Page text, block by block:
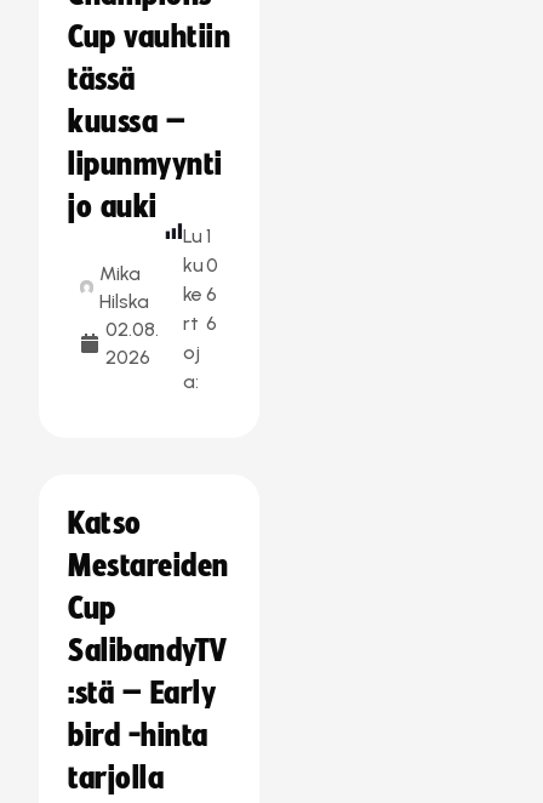
Cup vauhtiin
tässä
kuussa –
lipunmyynti
jo auki
Mika
Hilska
02.08.
2026
Lu
ku
ke
rt
oj
a:
1
0
6
6
Katso
Mestareiden
Cup
SalibandyTV
:stä – Early
bird -hinta
tarjolla